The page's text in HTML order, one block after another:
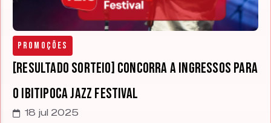
Promoções
[RESULTADO SORTEIO] Concorra a ingressos para
o Ibitipoca Jazz Festival
18 jul 2025